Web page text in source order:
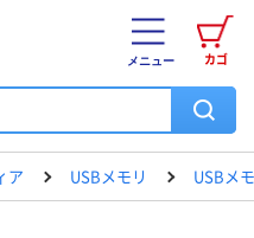
カゴ
メニュー
ア USBメモリ USBメ